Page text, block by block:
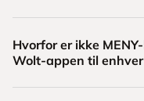
Hvorfor er ikke
Wolt-appen til